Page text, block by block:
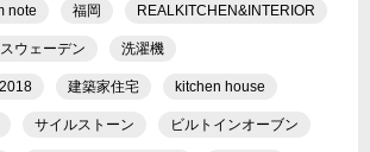
note 福岡 REALKITCHEN&INTERIOR
スウェーデン 洗濯機
建築家住宅 kitchen house
サイルストーン ビルトインオーブン